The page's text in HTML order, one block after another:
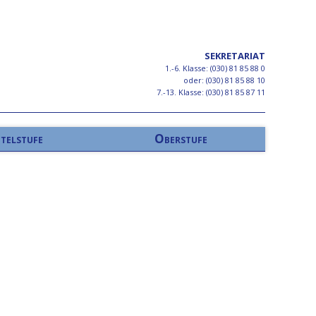
SEKRETARIAT
1.-6. Klasse: (030) 81 85 88 0
oder: (030) 81 85 88 10
7.-13. Klasse: (030) 81 85 87 11
Oberstufe